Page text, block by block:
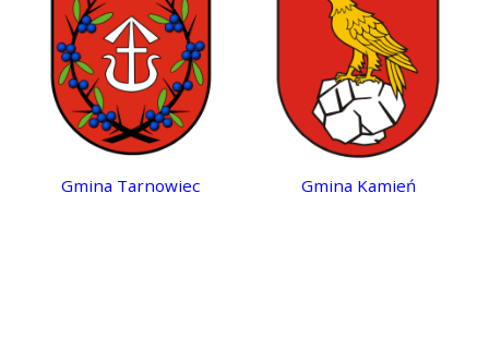
Gmina Tarnowiec Gmina Kamień